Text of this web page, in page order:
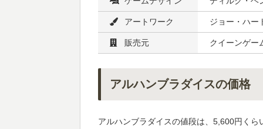
アートワーク ジョー・ハー
販売元 クイーンゲー
アルハンブラダイスの価格
アルハンブラダイスの値段は、5,600円くら